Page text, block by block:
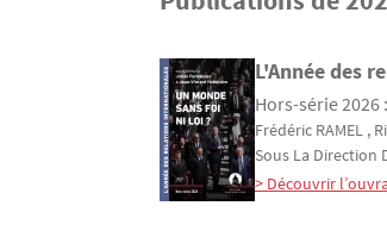
L'Année des
Hors-série 2026
Frédéric RAMEL ,
Sous La Direction
> Découvrir